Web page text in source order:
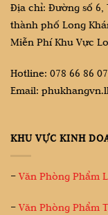
Địa chỉ: Đường số 6,
thành phố Long
Miễn Phí Khu Vực
Hotline: 078 66 86
Email:
KHU VỰC KINH
–Văn Phòng Phẩm
–Văn Phòng Phẩm